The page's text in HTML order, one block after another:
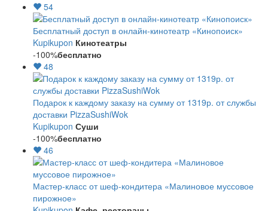
54
Бесплатный доступ в онлайн-кинотеатр «Кинопоиск»
Kupikupon Кинотеатры
-100%бесплатно
48
Подарок к каждому заказу на сумму от 1319р. от службы
доставки PizzaSushiWok
Kupikupon Суши
-100%бесплатно
46
Мастер-класс от шеф-кондитера «Малиновое муссовое
пирожное»